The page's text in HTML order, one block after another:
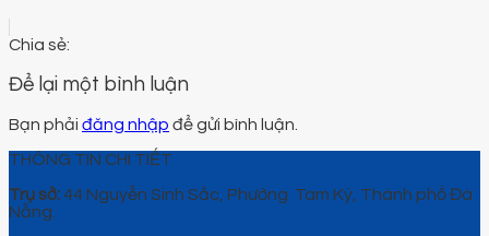
Để lại một bình luận
Bạn phải đăng nhập để gửi bình luận.
THÔNG TIN CHI TIẾT
Trụ sở: 44 Nguyễn Sinh Sắc, Phường Tam Kỳ, Thành phố Đà
Nẵng.